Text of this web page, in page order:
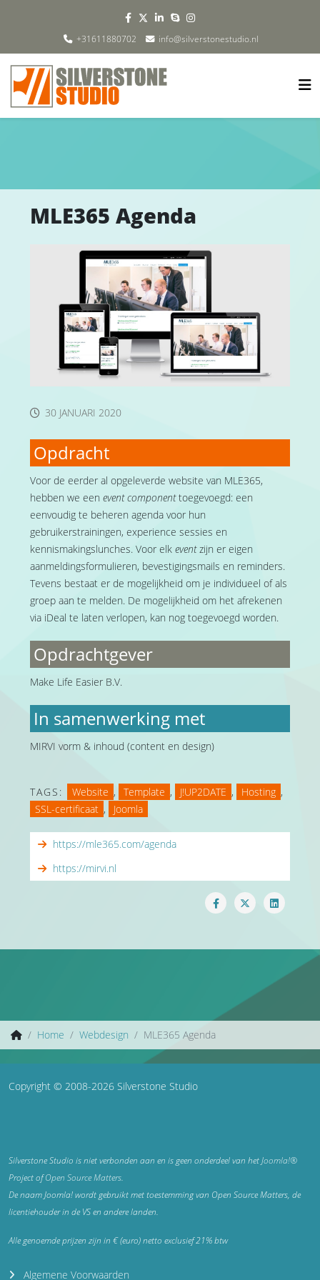
+31611880702 info@silverstonestudio.nl
MLE365 Agenda
30 JANUARI 2020
Opdracht
Voor de eerder al opgeleverde website van MLE365,
hebben we een event componenttoegevoegd: een
eenvoudig te beheren agenda voor hun
gebruikerstrainingen, experience sessies en
kennismakingslunches. Voor elk eventzijn er eigen
aanmeldingsformulieren, bevestigingsmails en reminders.
Tevens bestaat er de mogelijkheid om je individueel of als
groep aan te melden. De mogelijkheid om het afrekenen
via iDeal te laten verlopen, kan nog toegevoegd worden.
Opdrachtgever
Make Life Easier B.V.
In samenwerking met
MIRVI vorm & inhoud (content en design)
TAGS: Website , Template , J!UP2DATE , Hosting ,
SSL-certificaat , Joomla
https://mle365.com/agenda
https://mirvi.nl
Home Webdesign MLE365 Agenda
Copyright © 2008-2026 Silverstone Studio
Silverstone Studio is niet verbonden aan en is geen onderdeel van hetJoomla!®
Project ofOpen Source Matters.
De naam Joomla! wordt gebruikt met toestemming van Open Source Matters, de
licentiehouder in de VS en andere landen.
Alle genoemde prijzen zijn in € (euro) netto exclusief 21% btw
Algemene Voorwaarden